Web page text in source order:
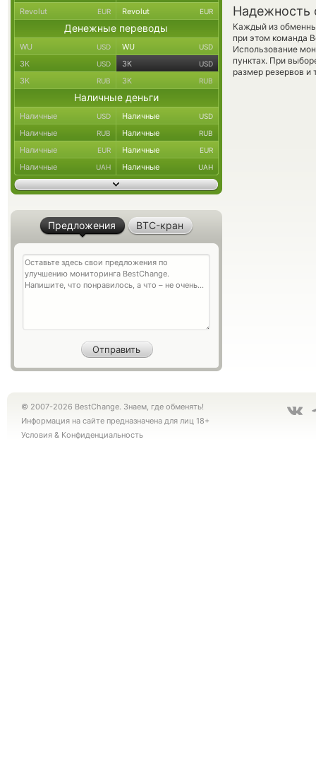
Надежность
Каждый из
при этом команда
Использование
пунктах. При
размер резервов и
Revolut EUR Revolut EUR
Денежные переводы
WU USD WU USD
ЗК USD ЗК USD
ЗК RUB ЗК RUB
Наличные деньги
Наличные USD Наличные USD
Наличные RUB Наличные RUB
Наличные EUR Наличные EUR
Наличные UAH Наличные UAH
Предложения BTC-кран
© 2007-2026 BestChange. Знаем, где обменять!
Информация на сайте предназначена для лиц 18+
Условия & Конфиденциальность